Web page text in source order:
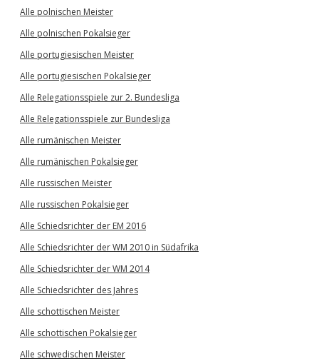
Alle polnischen Meister
Alle polnischen Pokalsieger
Alle portugiesischen Meister
Alle portugiesischen Pokalsieger
Alle Relegationsspiele zur 2. Bundesliga
Alle Relegationsspiele zur Bundesliga
Alle rumänischen Meister
Alle rumänischen Pokalsieger
Alle russischen Meister
Alle russischen Pokalsieger
Alle Schiedsrichter der EM 2016
Alle Schiedsrichter der WM 2010 in Südafrika
Alle Schiedsrichter der WM 2014
Alle Schiedsrichter des Jahres
Alle schottischen Meister
Alle schottischen Pokalsieger
Alle schwedischen Meister